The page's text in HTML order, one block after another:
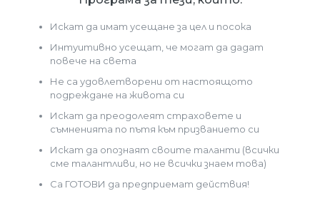
Искат да имат усещане за цел и посока
Интуитивно усещат, че могат да дадат
повече на света
Не са удовлетворени от настоящото
подреждане на живота си
Искат да преодолеят страховете и
съмненията по пътя към призванието си
Искат да опознаят своите таланти (всички
сме талантливи, но не всички знаем това)
Са ГОТОВИ да предприемат действия!